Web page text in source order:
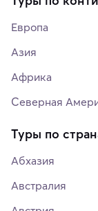
Европа
Азия
Африка
Северная
Туры по
Абхазия
Австралия